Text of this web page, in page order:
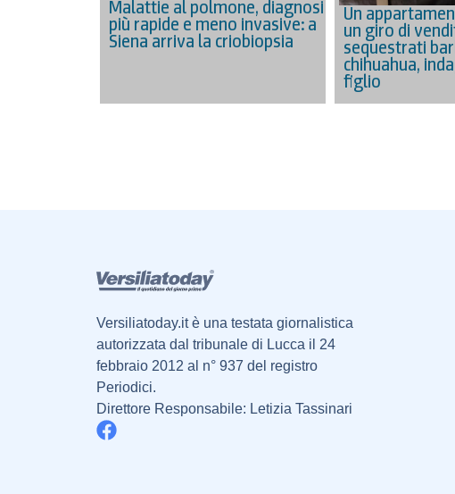
Malattie al polmone, diagnosi
più rapide e meno invasive: a
Siena arriva la criobiopsia
Un
un giro di
sequestrati
chihuahua,
figlio
Versiliatoday.it è una testata giornalistica
autorizzata dal tribunale di Lucca il 24
febbraio 2012 al n° 937 del registro
Periodici.
Direttore Responsabile: Letizia Tassinari